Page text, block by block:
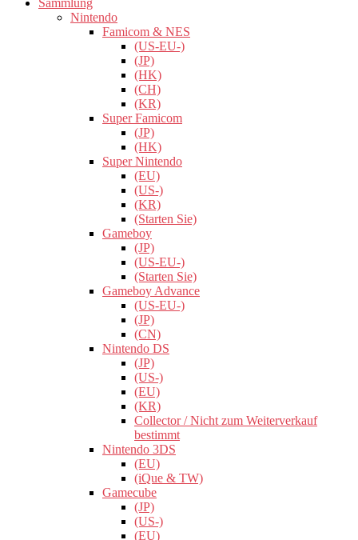
Sammlung
Nintendo
Famicom & NES
(US-EU-)
(JP)
(HK)
(CH)
(KR)
Super Famicom
(JP)
(HK)
Super Nintendo
(EU)
(US-)
(KR)
(Starten Sie)
Gameboy
(JP)
(US-EU-)
(Starten Sie)
Gameboy Advance
(US-EU-)
(JP)
(CN)
Nintendo DS
(JP)
(US-)
(EU)
(KR)
Collector / Nicht zum Weiterverkauf
bestimmt
Nintendo 3DS
(EU)
(iQue & TW)
Gamecube
(JP)
(US-)
(EU)